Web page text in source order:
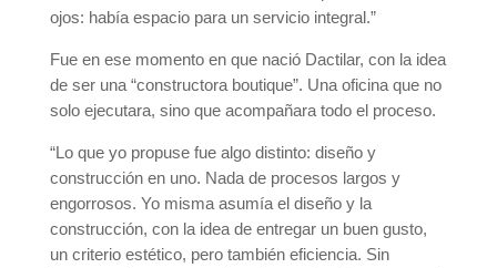
ojos: había espacio para un servicio integral.”
Fue en ese momento en que nació Dactilar, con la idea
de ser una “constructora boutique”. Una oficina que no
solo ejecutara, sino que acompañara todo el proceso.
“Lo que yo propuse fue algo distinto: diseño y
construcción en uno. Nada de procesos largos y
engorrosos. Yo misma asumía el diseño y la
construcción, con la idea de entregar un buen gusto,
un criterio estético, pero también eficiencia. Sin